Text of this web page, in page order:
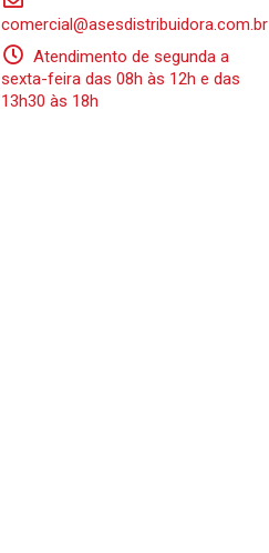
comercial@asesdistribuidora.com.br
Atendimento de segunda a
sexta-feira das 08h às 12h e das
13h30 às 18h